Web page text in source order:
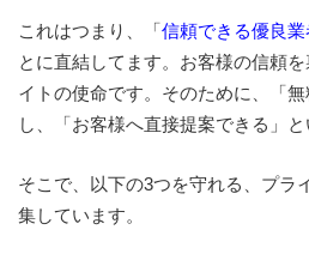
これはつまり、「信頼できる優良
とに直結してます。お客様の信頼
イトの使命です。そのために、「
し、「お客様へ直接提案できる」と
そこで、以下の3つを守れる、プラ
集しています。